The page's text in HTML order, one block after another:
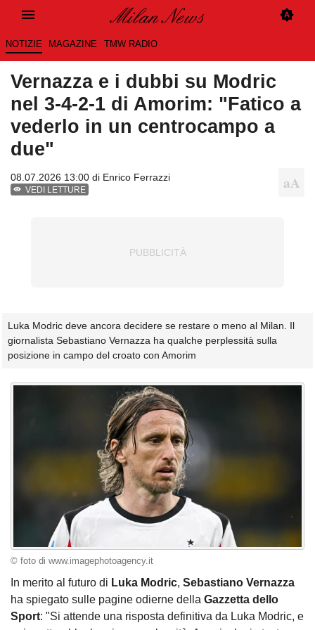
NOTIZIE MAGAZINE TMW RADIO
Vernazza e i dubbi su Modric
nel 3-4-2-1 di Amorim: "Fatico a
vederlo in un centrocampo a
due"
08.07.2026 13:00 di Enrico Ferrazzi
VEDI LETTURE
Luka Modric deve ancora decidere se restare o meno al Milan. Il
giornalista Sebastiano Vernazza ha qualche perplessità sulla
posizione in campo del croato con Amorim
© foto di www.imagephotoagency.it
In merito al futuro di Luka Modric, Sebastiano Vernazza
ha spiegato sulle pagine odierne della Gazzetta dello
Sport: "Si attende una risposta definitiva da Luka Modric, e